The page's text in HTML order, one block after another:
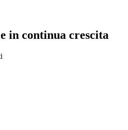
in continua crescita